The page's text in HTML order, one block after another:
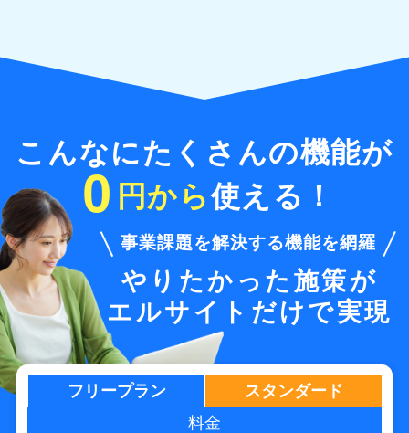
こんなにたくさんの機能が
0 円から使える！
事業課題を解決する機能を網羅
った施策が
トだけで実現
フリープラン
スタンダード
料金